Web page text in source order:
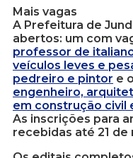
Mais vagas
A Prefeitura de
abertos: um com
professor de
veículos leves e
pedreiro e pintor e
engenheiro,
em construção civil
As inscrições para
recebidas até 21 de